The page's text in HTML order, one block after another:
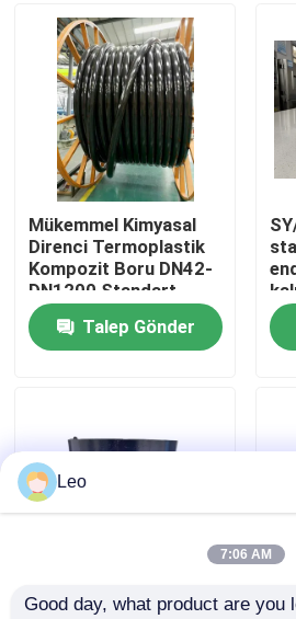
Ürünler
VR Gösterisi
Hakkımızda
Fabrika turu
Kalite kontrol
Haberler
Takviyeli Termoplastik Borular
Mükemmel Kimyasal
Direnci Termoplastik
Kompozit Boru DN42-
DN1200 Standart
SY/T6662.2-2020 140
Karakter içinde
Talep Gönder
Yüksek Basınçlı RTP
Leo
7:06 AM
Good day, what product are you